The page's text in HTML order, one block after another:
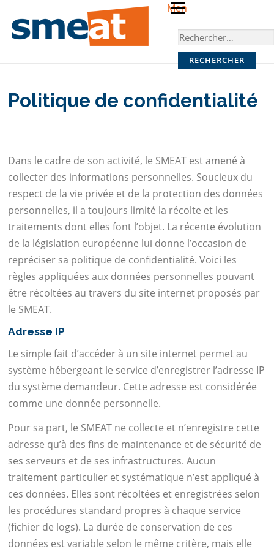
content
Menu
Politique de confidentialité
Dans le cadre de son activité, le SMEAT est amené à
collecter des informations personnelles. Soucieux du
respect de la vie privée et de la protection des données
personnelles, il a toujours limité la récolte et les
traitements dont elles font l’objet. La récente évolution
de la législation européenne lui donne l’occasion de
repréciser sa politique de confidentialité. Voici les
règles appliquées aux données personnelles pouvant
être récoltées au travers du site internet proposés par
le SMEAT.
Adresse IP
Le simple fait d’accéder à un site internet permet au
système hébergeant le service d’enregistrer l’adresse IP
du système demandeur. Cette adresse est considérée
comme une donnée personnelle.
Pour sa part, le SMEAT ne collecte et n’enregistre cette
adresse qu’à des fins de maintenance et de sécurité de
ses serveurs et de ses infrastructures. Aucun
traitement particulier et systématique n’est appliqué à
ces données. Elles sont récoltées et enregistrées selon
les procédures standard propres à chaque service
(fichier de logs). La durée de conservation de ces
données est variable selon le même critère, mais elle
Rechercher :